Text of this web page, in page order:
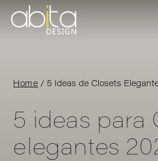
Home / 5 Ideas de Closets
5 ideas para
elegantes